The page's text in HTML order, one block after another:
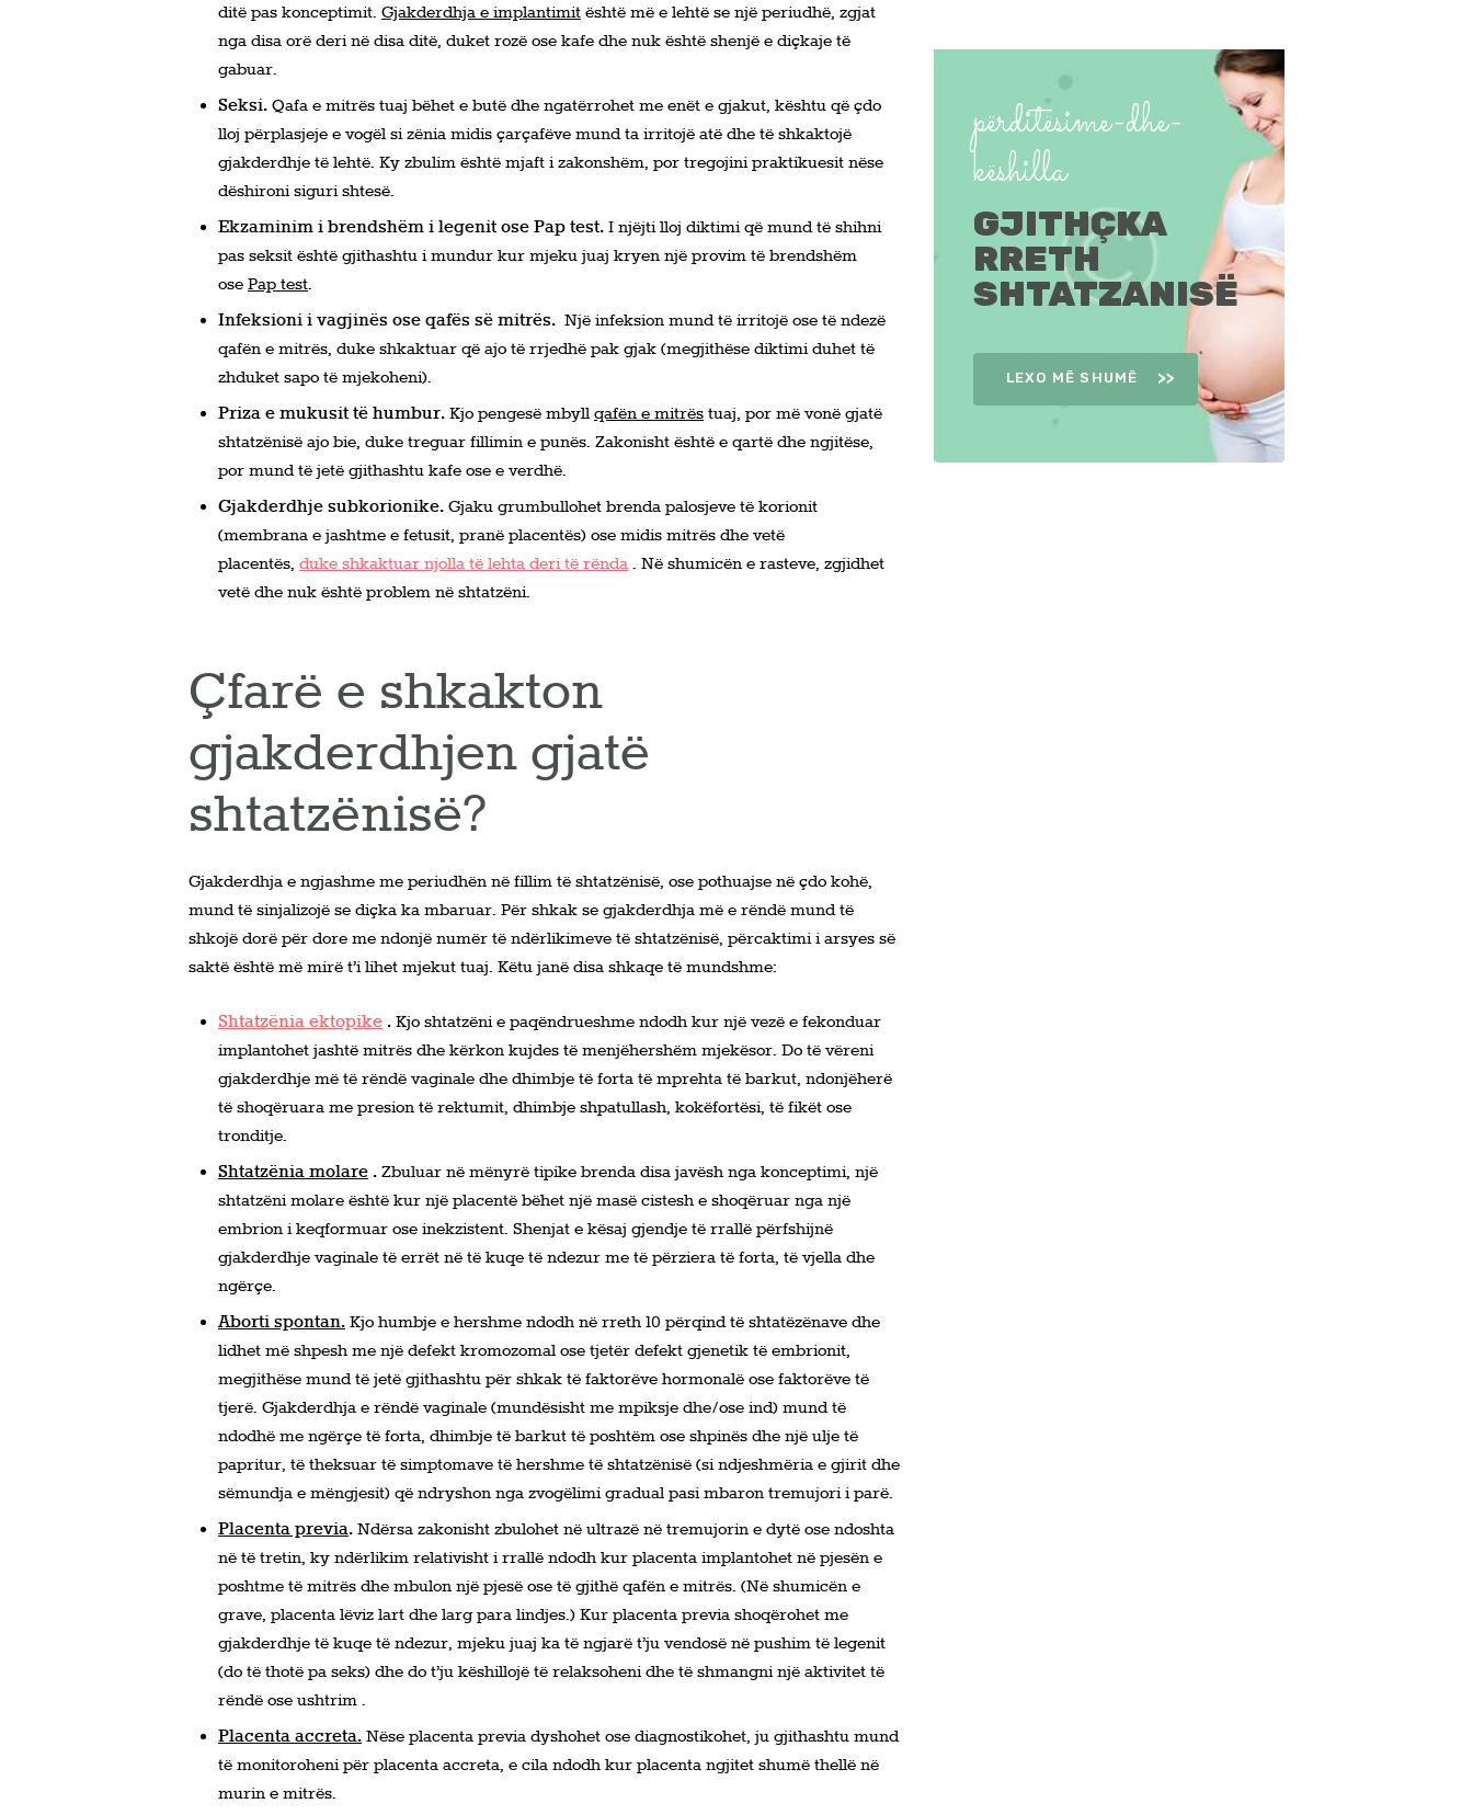
ditë pas konceptimit. Gjakderdhja e implantimit është më e lehtë se një periudhë, zgjat
nga disa orë deri në disa ditë, duket rozë ose kafe dhe nuk është shenjë e diçkaje të
gabuar.
Seksi. Qafa e mitrës tuaj bëhet e butë dhe ngatërrohet me enët e gjakut, kështu që çdo
lloj përplasjeje e vogël si zënia midis çarçafëve mund ta irritojë atë dhe të shkaktojë
gjakderdhje të lehtë. Ky zbulim është mjaft i zakonshëm, por tregojini praktikuesit nëse
dëshironi siguri shtesë.
Ekzaminim i brendshëm i legenit ose Pap test. I njëjti lloj diktimi që mund të shihni
pas seksit është gjithashtu i mundur kur mjeku juaj kryen një provim të brendshëm
ose Pap test.
Infeksioni i vagjinës ose qafës së mitrës. Një infeksion mund të irritojë ose të ndezë
qafën e mitrës, duke shkaktuar që ajo të rrjedhë pak gjak (megjithëse diktimi duhet të
zhduket sapo të mjekoheni).
Priza e mukusit të humbur. Kjo pengesë mbyll qafën e mitrës tuaj, por më vonë gjatë
shtatzënisë ajo bie, duke treguar fillimin e punës. Zakonisht është e qartë dhe ngjitëse,
por mund të jetë gjithashtu kafe ose e verdhë.
Gjakderdhje subkorionike. Gjaku grumbullohet brenda palosjeve të korionit
(membrana e jashtme e fetusit, pranë placentës) ose midis mitrës dhe vetë
placentës, duke shkaktuar njolla të lehta deri të rënda . Në shumicën e rasteve, zgjidhet
vetë dhe nuk është problem në shtatzëni.
Çfarë e shkakton
gjakderdhjen gjatë
shtatzënisë?
Gjakderdhja e ngjashme me periudhën në fillim të shtatzënisë, ose pothuajse në çdo kohë,
mund të sinjalizojë se diçka ka mbaruar. Për shkak se gjakderdhja më e rëndë mund të
shkojë dorë për dore me ndonjë numër të ndërlikimeve të shtatzënisë, përcaktimi i arsyes së
saktë është më mirë t’i lihet mjekut tuaj. Këtu janë disa shkaqe të mundshme:
Shtatzënia ektopike . Kjo shtatzëni e paqëndrueshme ndodh kur një vezë e fekonduar
implantohet jashtë mitrës dhe kërkon kujdes të menjëhershëm mjekësor. Do të vëreni
gjakderdhje më të rëndë vaginale dhe dhimbje të forta të mprehta të barkut, ndonjëherë
të shoqëruara me presion të rektumit, dhimbje shpatullash, kokëfortësi, të fikët ose
tronditje.
Shtatzënia molare . Zbuluar në mënyrë tipike brenda disa javësh nga konceptimi, një
shtatzëni molare është kur një placentë bëhet një masë cistesh e shoqëruar nga një
embrion i keqformuar ose inekzistent. Shenjat e kësaj gjendje të rrallë përfshijnë
gjakderdhje vaginale të errët në të kuqe të ndezur me të përziera të forta, të vjella dhe
ngërçe.
Aborti spontan. Kjo humbje e hershme ndodh në rreth 10 përqind të shtatëzënave dhe
lidhet më shpesh me një defekt kromozomal ose tjetër defekt gjenetik të embrionit,
megjithëse mund të jetë gjithashtu për shkak të faktorëve hormonalë ose faktorëve të
tjerë. Gjakderdhja e rëndë vaginale (mundësisht me mpiksje dhe/ose ind) mund të
ndodhë me ngërçe të forta, dhimbje të barkut të poshtëm ose shpinës dhe një ulje të
papritur, të theksuar të simptomave të hershme të shtatzënisë (si ndjeshmëria e gjirit dhe
sëmundja e mëngjesit) që ndryshon nga zvogëlimi gradual pasi mbaron tremujori i parë.
Placenta previa. Ndërsa zakonisht zbulohet në ultrazë në tremujorin e dytë ose ndoshta
në të tretin, ky ndërlikim relativisht i rrallë ndodh kur placenta implantohet në pjesën e
poshtme të mitrës dhe mbulon një pjesë ose të gjithë qafën e mitrës. (Në shumicën e
grave, placenta lëviz lart dhe larg para lindjes.) Kur placenta previa shoqërohet me
gjakderdhje të kuqe të ndezur, mjeku juaj ka të ngjarë t’ju vendosë në pushim të legenit
(do të thotë pa seks) dhe do t’ju këshillojë të relaksoheni dhe të shmangni një aktivitet të
rëndë ose ushtrim .
Placenta accreta. Nëse placenta previa dyshohet ose diagnostikohet, ju gjithashtu mund
të monitoroheni për placenta accreta, e cila ndodh kur placenta ngjitet shumë thellë në
murin e mitrës.
përditësime-dhe-
këshilla
GJITHÇKA
RRETH
SHTATZANISË
LEXO MË SHUMË